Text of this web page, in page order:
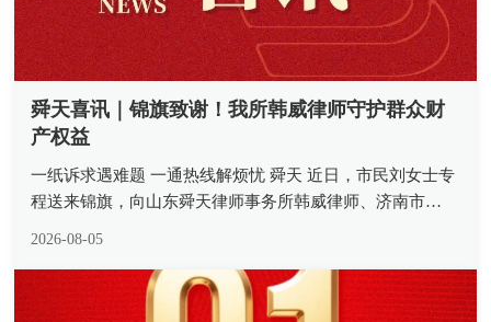
舜天喜讯｜锦旗致谢！我所韩威律师守护群众财
产权益
一纸诉求遇难题 一通热线解烦忧 舜天 近日，市民刘女士专
程送来锦旗，向山东舜天律师事务所韩威律师、济南市
律服务、践行法治为...
2026-08-05